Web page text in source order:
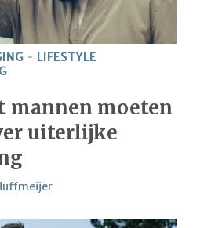
LIFESTYLE
mannen moeten
uiterlijke